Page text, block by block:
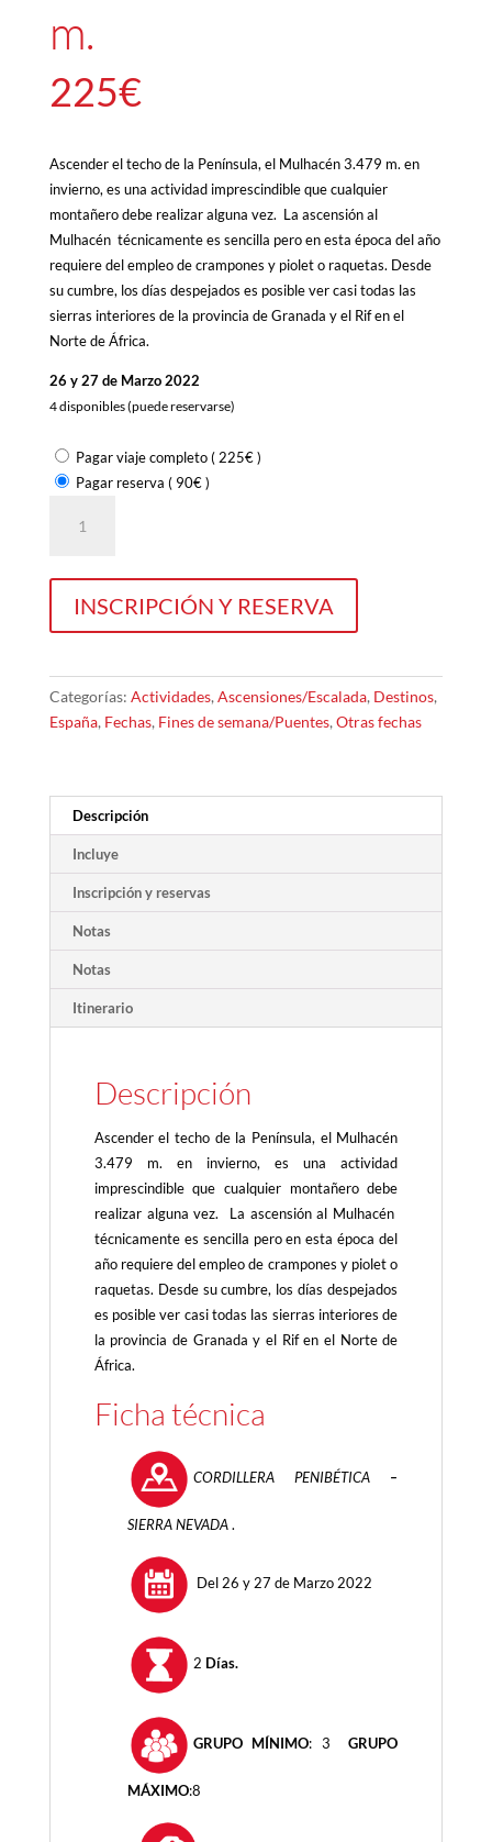
m.
225€
Ascender el techo de la Península, el Mulhacén 3.479 m. en
invierno, es una actividad imprescindible que cualquier
montañero debe realizar alguna vez. La ascensión al
Mulhacén técnicamente es sencilla pero en esta época del año
requiere del empleo de crampones y piolet o raquetas. Desde
su cumbre, los días despejados es posible ver casi todas las
sierras interiores de la provincia de Granada y el Rif en el
Norte de África.
26 y 27 de Marzo 2022
4 disponibles (puede reservarse)
Pagar viaje completo( 225€)
Pagar reserva ( 90€)
invernal
Mulhacén
3,479
m.
INSCRIPCIÓN Y RESERVA
Categorías: Actividades, Ascensiones/Escalada, Destinos,
España, Fechas, Fines de semana/Puentes, Otras fechas
Descripción
Incluye
Inscripción y reservas
Notas
Notas
Itinerario
Descripción
Ascender el techo de la Península, el Mulhacén
3.479 m. en invierno, es una actividad
imprescindible que cualquier montañero debe
realizar alguna vez. La ascensión al Mulhacén
técnicamente es sencilla pero en esta época del
año requiere del empleo de crampones y piolet o
raquetas. Desde su cumbre, los días despejados
es posible ver casi todas las sierras interiores de
la provincia de Granada y el Rif en el Norte de
África.
Ficha técnica
CORDILLERA PENIBÉTICA –
SIERRA NEVADA.
Del 26 y 27 de Marzo 2022
2 Días.
GRUPO MÍNIMO: 3GRUPO
MÁXIMO:8